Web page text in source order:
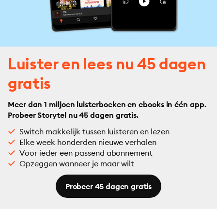
Luister en lees nu 45 dagen
gratis
Meer dan 1 miljoen luisterboeken en ebooks in één app.
Probeer Storytel nu 45 dagen gratis.
Switch makkelijk tussen luisteren en lezen
Elke week honderden nieuwe verhalen
Voor ieder een passend abonnement
Opzeggen wanneer je maar wilt
Probeer 45 dagen gratis